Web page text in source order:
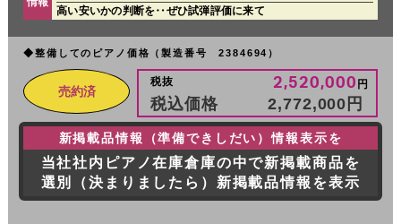
高い安いかの判断を‥ぜひ試弾評価に来て
◆整備してのピアノ価格（製造番号 2384694）
売約済
税抜 2,520,000 円
税込価格 2,772,000 円
新掲載品情報（準備できしだい）情報表示を
当社社内ピアノ在庫倉庫の中で新掲載商品を
選別（決まりましたら）新掲載品情報を表示